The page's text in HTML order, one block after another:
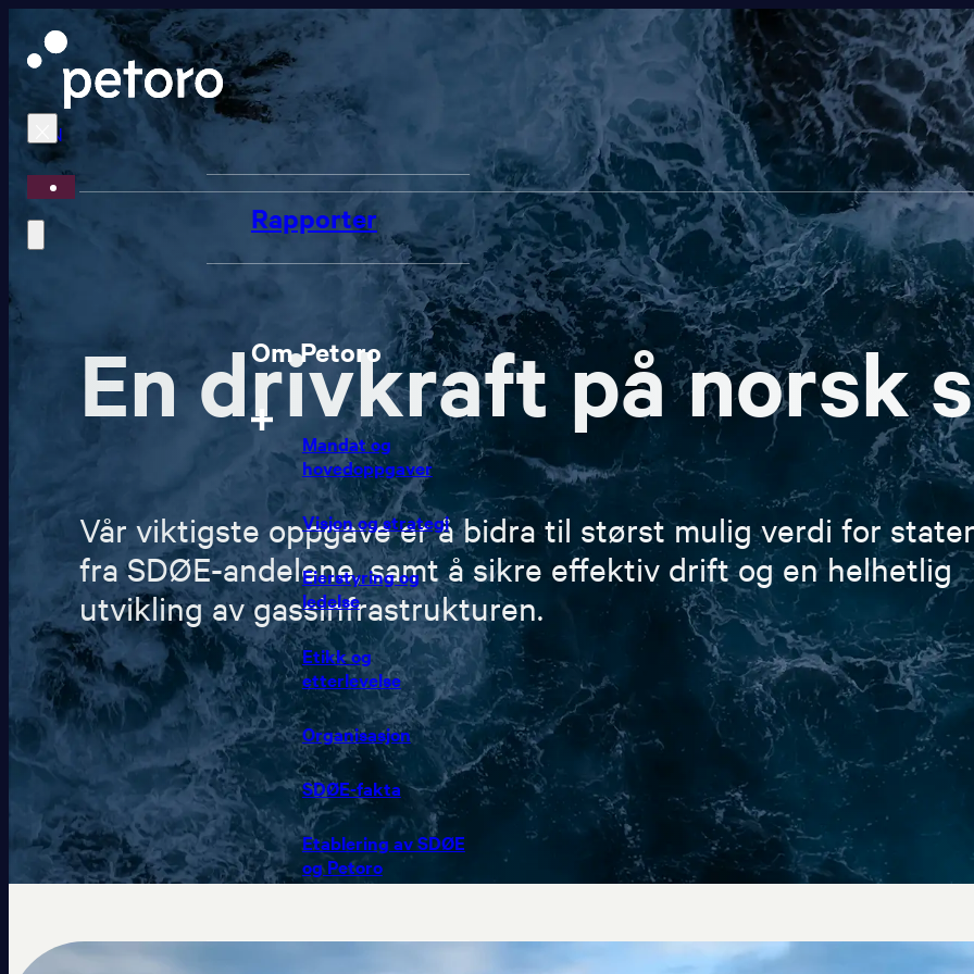
EN
Rapporter
Om Petoro
Mandat og
hovedoppgaver
Visjon og strategi
Eierstyring og
ledelse
Etikk og
etterlevelse
Organisasjon
SDØE-fakta
Etablering av SDØE
og Petoro
En drivkraft på norsk
Vår viktigste oppgave er å bidra til størst mulig verdi for
fra SDØE-andelene, samt å sikre effektiv drift og en helhetlig
utvikling av gassinfrastrukturen.